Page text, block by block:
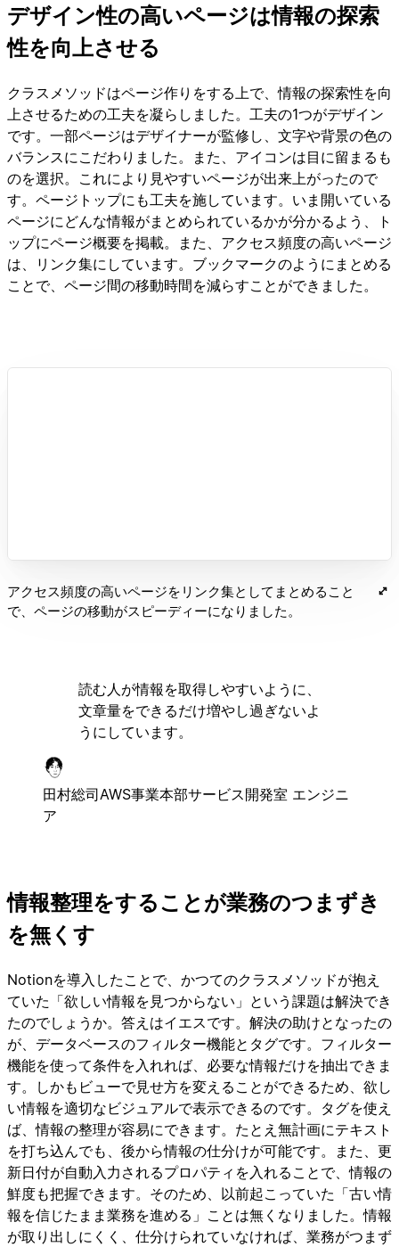
デザイン性の高いページは情報の探索
性を向上させる
クラスメソッドはページ作りをする上で、情報の探索性を向
上させるための工夫を凝らしました。工夫の1つがデザイン
です。一部ページはデザイナーが監修し、文字や背景の色の
バランスにこだわりました。また、アイコンは目に留まるも
のを選択。これにより見やすいページが出来上がったので
す。ページトップにも工夫を施しています。いま開いている
ページにどんな情報がまとめられているかが分かるよう、ト
ップにページ概要を掲載。また、アクセス頻度の高いページ
は、リンク集にしています。ブックマークのようにまとめる
ことで、ページ間の移動時間を減らすことができました。
アクセス頻度の高いページをリンク集としてまとめること
で、ページの移動がスピーディーになりました。
読む人が情報を取得しやすいように、
文章量をできるだけ増やし過ぎないよ
うにしています。
田村総司AWS事業本部サービス開発室 エンジニ
ア
情報整理をすることが業務のつまずき
を無くす
Notionを導入したことで、かつてのクラスメソッドが抱え
ていた「欲しい情報を見つからない」という課題は解決でき
たのでしょうか。答えはイエスです。解決の助けとなったの
が、データベースのフィルター機能とタグです。フィルター
機能を使って条件を入れれば、必要な情報だけを抽出できま
す。しかもビューで見せ方を変えることができるため、欲し
い情報を適切なビジュアルで表示できるのです。タグを使え
ば、情報の整理が容易にできます。たとえ無計画にテキスト
を打ち込んでも、後から情報の仕分けが可能です。また、更
新日付が自動入力されるプロパティを入れることで、情報の
鮮度も把握できます。そのため、以前起こっていた「古い情
報を信じたまま業務を進める」ことは無くなりました。情報
が取り出しにくく、仕分けられていなければ、業務がつまず